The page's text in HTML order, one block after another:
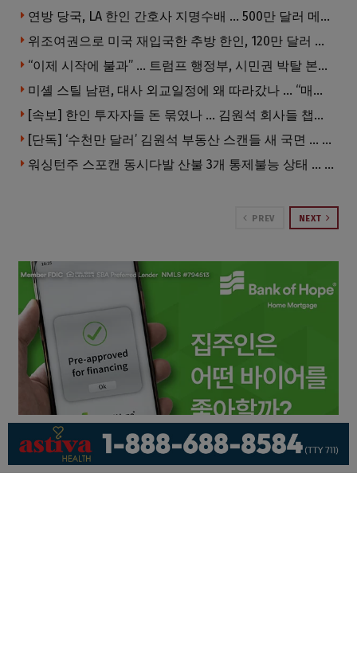
연방 당국, LA 한인 간호사 지명수배 … 500만 달러 메디캐어 사기, 선고 직전 한국 도주
위조여권으로 미국 재입국한 추방 한인, 120만 달러 은행 사기 행각
“이제 시작에 불과” … 트럼프 행정부, 시민권 박탈 본격화
미셸 스틸 남편, 대사 외교일정에 왜 따라갔나 … “매우 이례적”
[속보] 한인 투자자들 돈 묶였나 … 김원석 회사들 챕터7 강제파산·자진파산 잇따라 신청
[단독] ‘수천만 달러’ 김원석 부동산 스캔들 새 국면 … 한인 투자자들 소송 잇따라 ‘디폴트’ 절차
워싱턴주 스포캔 동시다발 산불 3개 통제불능 상태 … 이재민 수십만명
PREV NEXT